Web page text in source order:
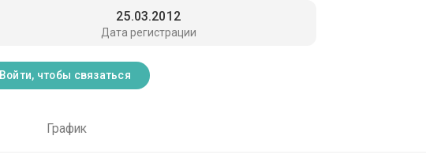
Дата регистрации
25.03.2012
Войти, чтобы связаться
График